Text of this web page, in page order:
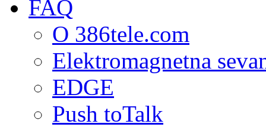
FAQ
O 386tele.com
Elektromagnetna
EDGE
Push toTalk